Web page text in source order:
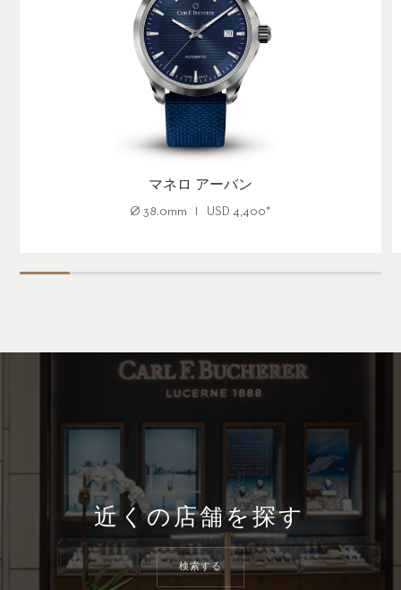
マネロ アーバン
Ø 38.0mm USD 4,400*
近くの店舗を探す
検索する